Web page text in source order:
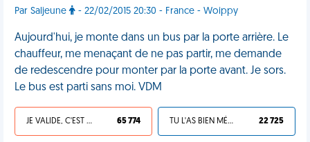
Par Saljeune - 22/02/2015 20:30 - France - Woippy
Aujourd'hui, je monte dans un bus par la porte arrière. Le
chauffeur, me menaçant de ne pas partir, me demande
de redescendre pour monter par la porte avant. Je sors.
Le bus est parti sans moi. VDM
JE VALIDE, C'EST UNE VDM 65 774 TU L'AS BIEN MÉRITÉ 22 725